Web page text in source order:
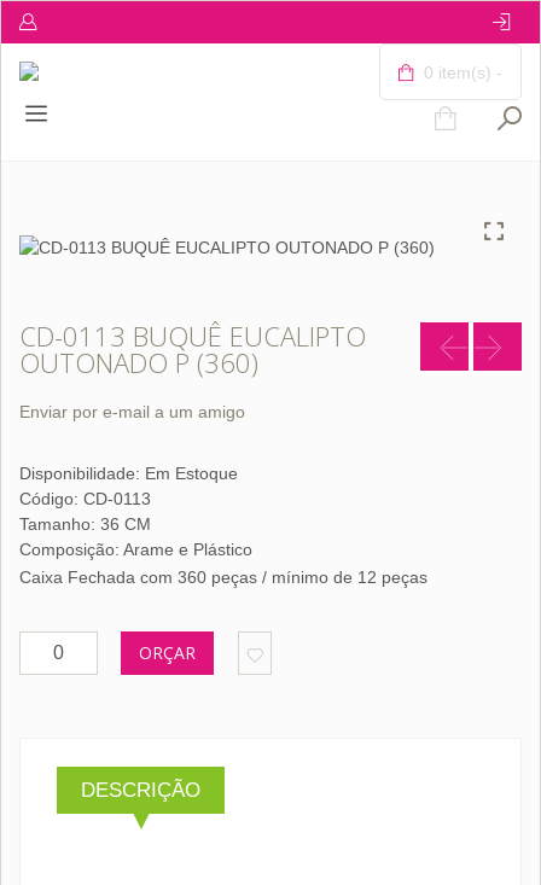
0 item(s) -
CD-0113 BUQUÊ EUCALIPTO
OUTONADO P (360)
Enviar por e-mail a um amigo
Disponibilidade: Em Estoque
Código: CD-0113
Tamanho: 36 CM
Composição: Arame e Plástico
Caixa Fechada com 360 peças / mínimo de 12 peças
ORÇAR
DESCRIÇÃO